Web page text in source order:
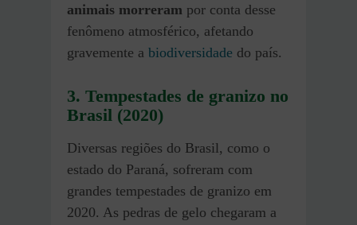
animais morreram por conta desse
fenômeno atmosférico, afetando
gravemente a biodiversidade do país.
3. Tempestades de granizo no
Brasil (2020)
Diversas regiões do Brasil, como o
estado do Paraná, sofreram com
grandes tempestades de granizo em
2020. As pedras de gelo chegaram a